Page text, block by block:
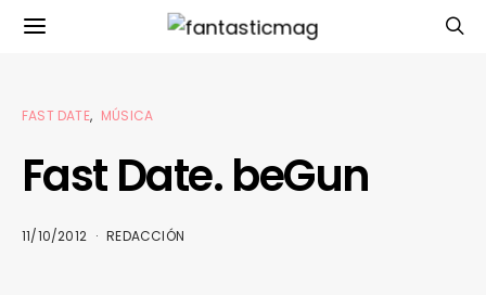
FAST DATE MÚSICA
Fast Date. beGun
11/10/2012 REDACCIÓN